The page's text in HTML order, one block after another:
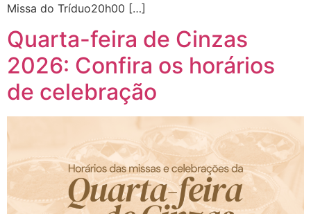
Missa do Tríduo20h00 […]
Quarta-feira de Cinzas
2026: Confira os horários
de celebração